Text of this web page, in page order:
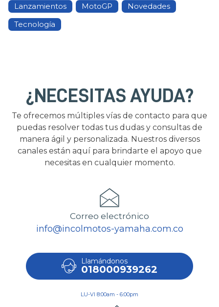
Lanzamientos MotoGP
Novedades
Tecnología
¿NECESITAS AYUDA?
Te ofrecemos múltiples vías de contacto para que
puedas resolver todas tus dudas y consultas de
manera ágil y personalizada. Nuestros diversos
canales están aquí para brindarte el apoyo que
necesitas en cualquier momento.
Correo electrónico
info@incolmotos-yamaha.com.co
Llamándonos
018000939262
LU-VI 8:00am - 6:00pm